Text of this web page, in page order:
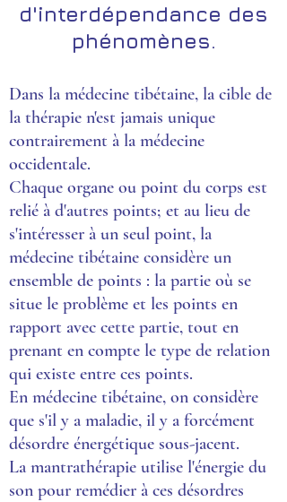
d'interdépendance des
phénomènes.
Dans la médecine tibétaine, la cible de
la thérapie n'est jamais unique
contrairement à la médecine
occidentale.
Chaque organe ou point du corps est
relié à d'autres points; et au lieu de
s'intéresser à un seul point, la
médecine tibétaine considère un
ensemble de points : la partie où se
situe le problème et les points en
rapport avec cette partie, tout en
prenant en compte le type de relation
qui existe entre ces points.
En médecine tibétaine, on considère
que s'il y a maladie, il y a forcément
désordre énergétique sous-jacent.
La mantrathérapie utilise l'énergie du
son pour remédier à ces désordres